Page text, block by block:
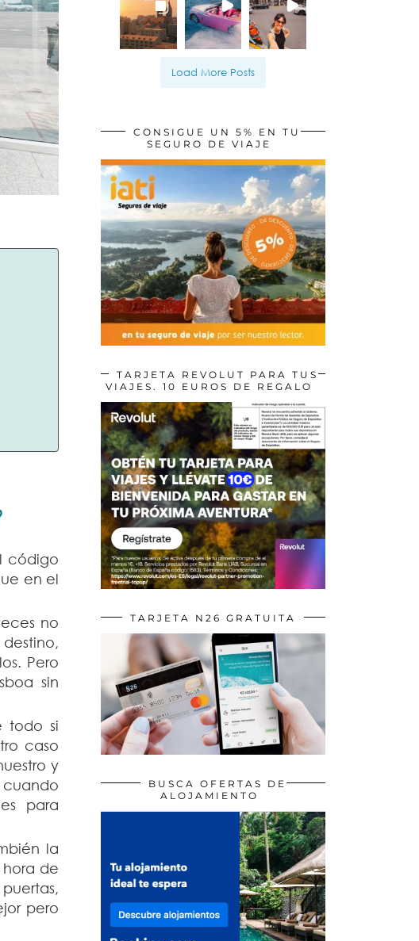
código
en el
no
Pero
sin
todo si
caso
y
cuando
para
la
de
pero
Load More Posts
CONSIGUE UN 5% EN TU
SEGURO DE VIAJE
TARJETA REVOLUT PARA TUS
VIAJES. 10 EUROS DE REGALO
TARJETA N26 GRATUITA
BUSCA OFERTAS DE
ALOJAMIENTO